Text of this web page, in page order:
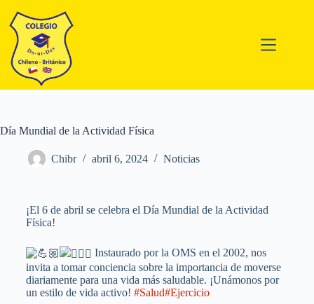
Día Mundial de la Actividad Física
Chibr abril 6, 2024 Noticias
¡El 6 de abril se celebra el Día Mundial de la Actividad
Física!
Instaurado por la OMS en el 2002, nos
invita a tomar conciencia sobre la importancia de moverse
diariamente para una vida más saludable. ¡Unámonos por
un estilo de vida activo! #Salud#Ejercicio